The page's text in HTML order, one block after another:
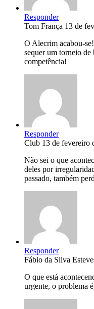
Responder
Tom França 13 de
O Alecrim acabou-
sequer um torneio de
competência!
Responder
Club 13 de fevereiro
Não sei o que
deles por
passado, também
Responder
Fábio da Silva
O que está
urgente, o problema